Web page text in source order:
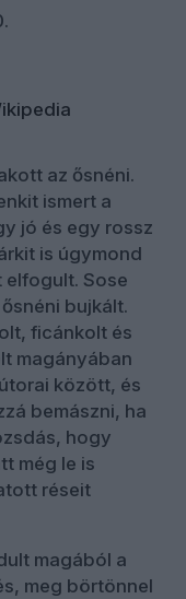
az ősnéni.
ismert a
jó és egy rossz
is úgymond
elfogult. Sose
bujkált.
ficánkolt és
magányában
között, és
bemászni, ha
hogy
még le is
réseit
magából a
meg börtönnel